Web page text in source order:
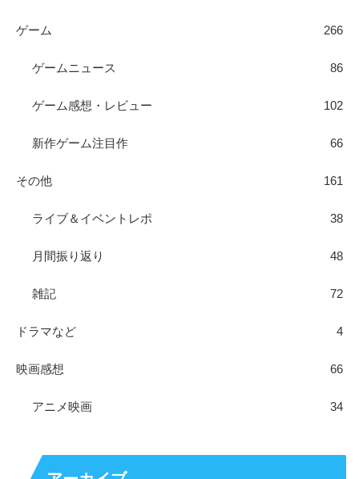
ゲーム 266
ゲームニュース 86
ゲーム感想・レビュー 102
新作ゲーム注目作 66
その他 161
ライブ＆イベントレポ 38
月間振り返り 48
雑記 72
ドラマなど 4
映画感想 66
アニメ映画 34